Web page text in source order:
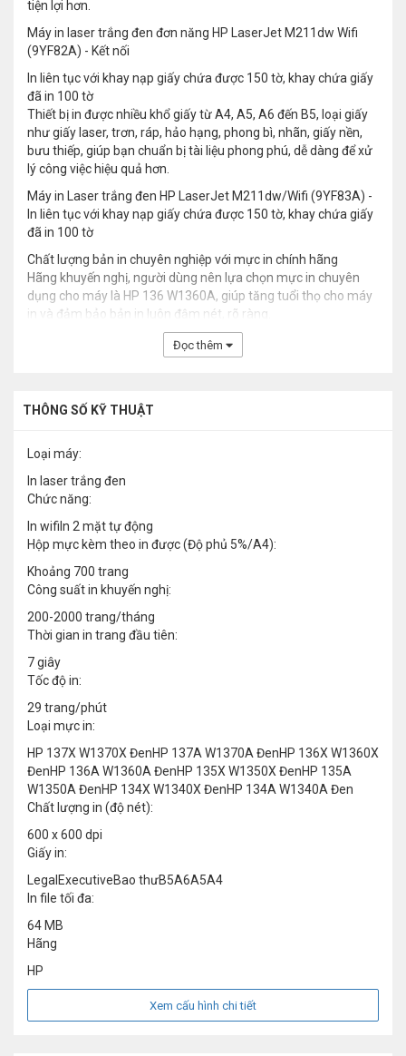
tiện lợi hơn.
Máy in laser trắng đen đơn năng HP LaserJet M211dw Wifi
(9YF82A) - Kết nối
In liên tục với khay nạp giấy chứa được 150 tờ, khay chứa giấy
đã in 100 tờ
Thiết bị in được nhiều khổ giấy từ A4, A5, A6 đến B5, loại giấy
như giấy laser, trơn, ráp, hảo hạng, phong bì, nhãn, giấy nền,
bưu thiếp, giúp bạn chuẩn bị tài liệu phong phú, dễ dàng để xử
lý công việc hiệu quả hơn.
Máy in Laser trắng đen HP LaserJet M211dw/Wifi (9YF83A) -
In liên tục với khay nạp giấy chứa được 150 tờ, khay chứa giấy
đã in 100 tờ
Chất lượng bản in chuyên nghiệp với mực in chính hãng
Hãng khuyến nghị, người dùng nên lựa chọn mực in chuyên
dụng cho máy là HP 136 W1360A, giúp tăng tuổi thọ cho máy
in và đảm bảo bản in luôn đậm nét, rõ ràng.
Đọc thêm
THÔNG SỐ KỸ THUẬT
Loại máy:
In laser trắng đen
Chức năng:
In wifiIn 2 mặt tự động
Hộp mực kèm theo in được (Độ phủ 5%/A4):
Khoảng 700 trang
Công suất in khuyến nghị:
200-2000 trang/tháng
Thời gian in trang đầu tiên:
7 giây
Tốc độ in:
29 trang/phút
Loại mực in:
HP 137X W1370X ĐenHP 137A W1370A ĐenHP 136X W1360X
ĐenHP 136A W1360A ĐenHP 135X W1350X ĐenHP 135A
W1350A ĐenHP 134X W1340X ĐenHP 134A W1340A Đen
Chất lượng in (độ nét):
600 x 600 dpi
Giấy in:
LegalExecutiveBao thưB5A6A5A4
In file tối đa:
64 MB
Hãng
HP
Xem cấu hình chi tiết